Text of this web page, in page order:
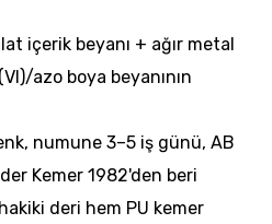
içerik beyanı + ağır metal
azo boya beyanının
numune 3–5 iş günü, AB
Kemer 1982'den beri
deri hem PU kemer